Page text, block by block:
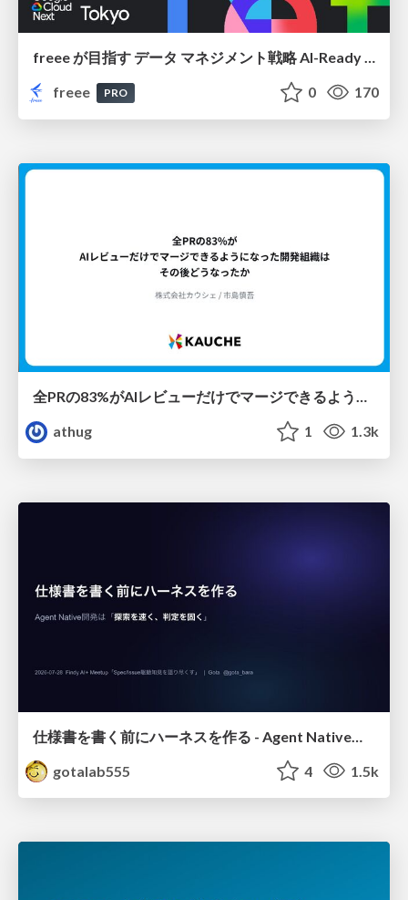
freee
PRO 0 170
全PRの83%がAIレビューだけでマージできるようになった開発組織はその後どうなったか
athug
1 1.3k
gotalab555
4 1.5k